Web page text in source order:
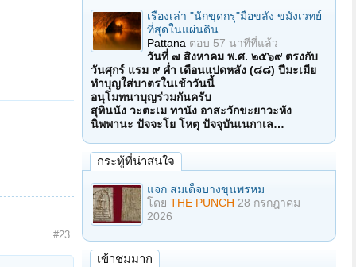
#23
เรื่องเล่า "นักขุดกรุ"มือขลัง ขมังเวทย์
ที่สุดในแผ่นดิน
Pattana ตอบ 57 นาทีที่แล้ว
วันที่ ๗ สิงหาคม พ.ศ. ๒๕๖๙ ตรงกับ
วันศุกร์ แรม ๙ ค่ำ เดือนแปดหลัง (๘๘) ปีมะเมีย
ทำบุญใส่บาตรในเช้าวันนี้
อนุโมทนาบุญร่วมกันครับ
สุทินนัง วะตะเม ทานัง อาสะวักขะยาวะหัง
นิพพานะ ปัจจะโย โหตุ ปัจจุบันเนกาเล…
กระทู้ที่น่าสนใจ
แจก สมเด็จบางขุนพรหม
โดย THE PUNCH 28 กรกฎาคม
2026
เข้าชมมาก